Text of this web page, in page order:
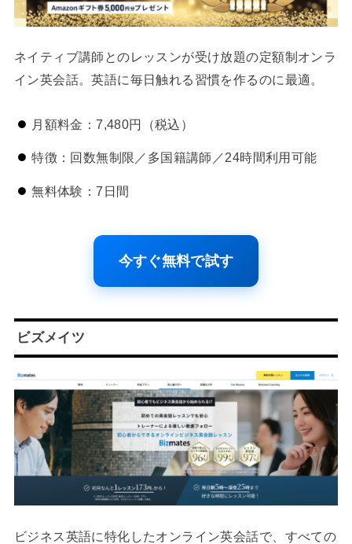
ネイティブ講師とのレッスンが受け放題の定額制オンラ
イン英会話。英語に毎日触れる習慣を作るのに最適。
月額料金：7,480円（税込）
特徴：回数無制限／多国籍講師／24時間利用可能
無料体験：7日間
今すぐ無料で試す
ビズメイツ
ビジネス英語に特化したオンライン英会話で、すべての